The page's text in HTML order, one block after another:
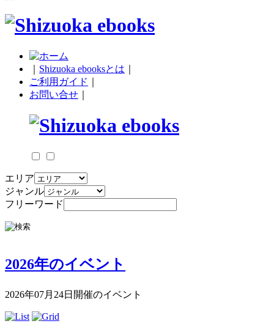
Shizuoka ebooksとは
ご利用ガイド
お問い合せ
エリア
ジャンル
フリーワード
2026年のイベント
2026年07月24日開催のイベント